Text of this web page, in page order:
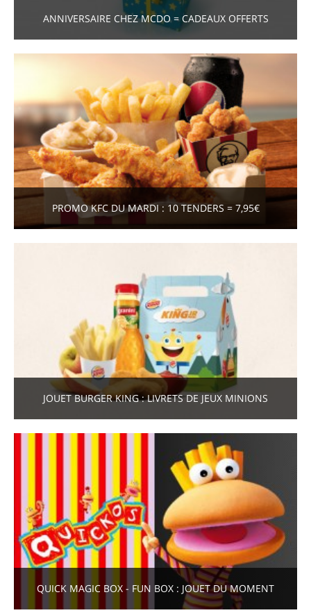
ANNIVERSAIRE CHEZ MCDO = CADEAUX OFFERTS
PROMO KFC DU MARDI : 10 TENDERS = 7,95€
JOUET BURGER KING : LIVRETS DE JEUX MINIONS
QUICK MAGIC BOX - FUN BOX : JOUET DU MOMENT